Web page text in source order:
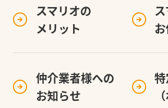
スマリオの
メリット
仲介業者様への
お知らせ